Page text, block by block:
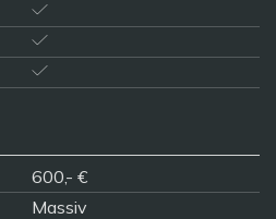
600,- €
Massiv